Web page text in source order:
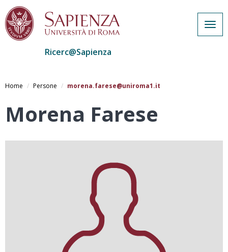
al
Ricerc@Sapienza
Home Persone morena.farese@uniroma1.it
Morena Farese